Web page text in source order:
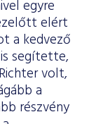
egyre
elért
a kedvező
segítette,
volt,
a
részvény